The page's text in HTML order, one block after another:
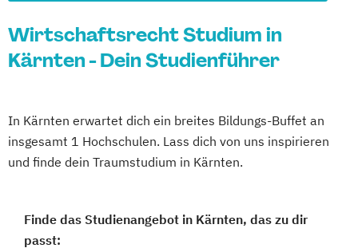
Wirtschaftsrecht Studium in
Kärnten - Dein Studienführer
In Kärnten erwartet dich ein breites Bildungs-Buffet an
insgesamt 1 Hochschulen. Lass dich von uns inspirieren
und finde dein Traumstudium in Kärnten.
Finde das Studienangebot in Kärnten, das zu dir
passt: